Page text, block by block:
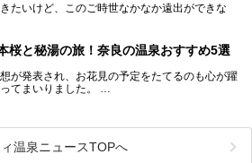
きたいけど、このご時世なかなか遠出ができな
いのではないでしょうか？
て観光地を巡るような温泉旅行がしたいけど、
間が取れない時もありますよね。
わり温まってリラックス効果も抜群。
桜と秘湯の旅！奈良の温泉おすすめ5選
が発表され、お花見の予定をたてるのも心が躍
てまいりました。
日本人の心を捉えて離さない名所中の名所があ
れは奈良県の吉野山。
温泉ニュースTOPへ